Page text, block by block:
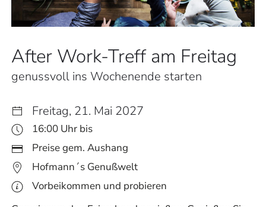
After Work-Treff am Freitag
genussvoll ins Wochenende starten
Freitag, 21. Mai 2027
16:00 Uhr bis
Preise gem. Aushang
Hofmann´s Genußwelt
Vorbeikommen und probieren